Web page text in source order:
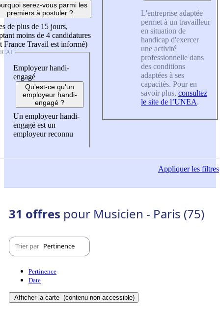
serez-vous parmi les
premiers à postuler ?
de plus de 15 jours,
moins de 4 candidatures
France Travail est informé)
Employeur handi-
engagé
Qu'est-ce qu'un
employeur handi-
engagé ?
Un employeur handi-
engagé est un
employeur reconnu
L'entreprise adaptée
permet à un travailleur
en situation de
handicap d'exercer
une activité
professionnelle dans
des conditions
adaptées à ses
capacités. Pour en
savoir plus, consultez
le site de l’UNEA.
Appliquerles filtres
31 offres pour Musicien - Paris (75)
Trier par Pertinence
Pertinence
Date
Afficher la carte (contenu non-accessible)